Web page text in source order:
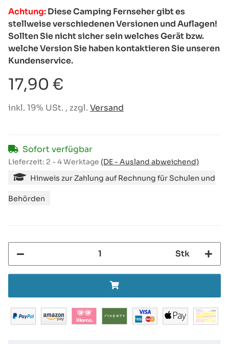
Achtung:Diese Camping Fernseher gibt es
stellweise verschiedenen Versionen und Auflagen!
Sollten Sie nicht sicher sein welches Gerät bzw.
welche Version Sie haben kontaktieren Sie unseren
Kundenservice.
17,90 €
inkl. 19% USt. , zzgl. Versand
Sofort verfügbar
Lieferzeit: 2 - 4 Werktage (DE - Ausland abweichend)
Hinweis zur Zahlung auf Rechnung für Schulen und
Behörden
Stk